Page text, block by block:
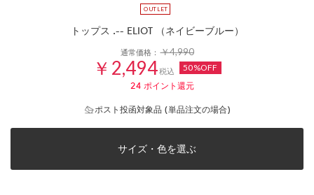
トップス .-- ELIOT （ネイビーブルー）
通常価格：￥4,990
￥2,494税込 50%OFF
24 ポイント還元
ポスト投函対象品 (単品注文の場合)
サイズ・色を選ぶ